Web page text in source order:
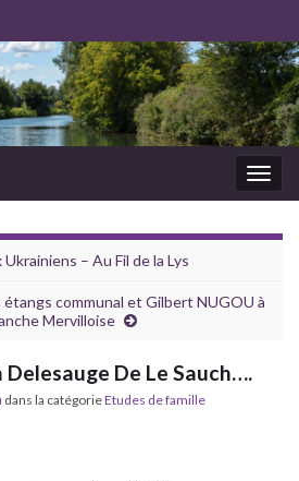
– Au Fil de la Lys
communal et Gilbert NUGOU à
Mervilloise
Delesauge De Le Sauch….
dans la catégorieEtudes de famille